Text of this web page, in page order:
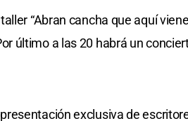
“Abran cancha que aquí
último a las 20 habrá un
exclusiva de